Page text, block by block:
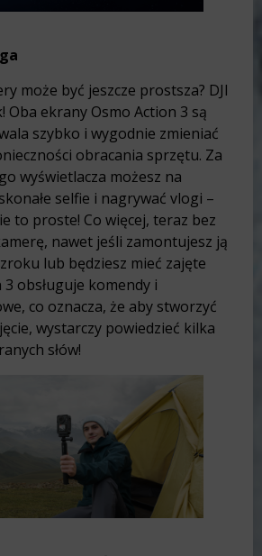
może być jeszcze prostsza? DJI
Oba ekrany Osmo Action 3 są
szybko i wygodnie zmieniać
obracania sprzętu. Za
wyświetlacza możesz na
selfie i nagrywać vlogi –
to proste! Co więcej, teraz bez
nawet jeśli zamontujesz ją
lub będziesz mieć zajęte
3 obsługuje komendy i
co oznacza, że aby stworzyć
wystarczy powiedzieć kilka
słów!